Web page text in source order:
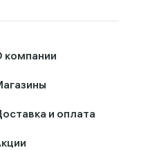
компании
и оплата